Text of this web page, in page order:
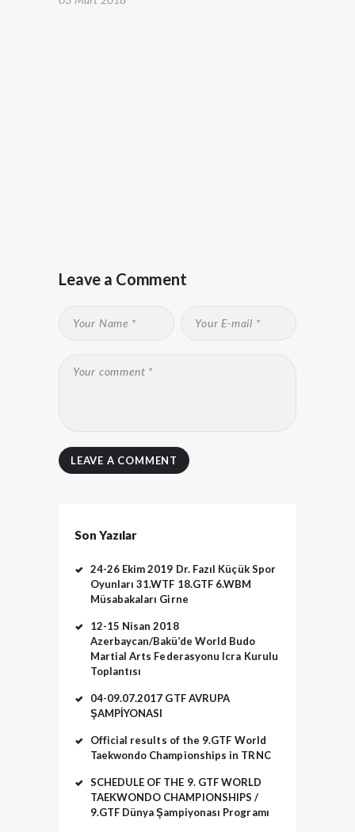
Leave a Comment
Son Yazılar
24-26 Ekim 2019 Dr. Fazıl Küçük Spor
Oyunları 31.WTF 18.GTF 6.WBM
Müsabakaları Girne
12-15 Nisan 2018
Azerbaycan/Bakü’de World Budo
Martial Arts Federasyonu Icra Kurulu
Toplantısı
04-09.07.2017 GTF AVRUPA
ŞAMPİYONASI
Official results of the 9.GTF World
Taekwondo Championships in TRNC
SCHEDULE OF THE 9. GTF WORLD
TAEKWONDO CHAMPIONSHIPS /
9.GTF Dünya Şampiyonası Programı